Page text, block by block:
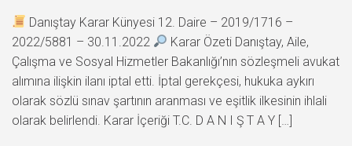
Danıştay Karar Künyesi 12. Daire – 2019/1716 –
2022/5881 – 30.11.2022
Karar Özeti Danıştay, Aile,
Çalışma ve Sosyal Hizmetler Bakanlığı’nın sözleşmeli avukat
alımına ilişkin ilanı iptal etti. İptal gerekçesi, hukuka aykırı
olarak sözlü sınav şartının aranması ve eşitlik ilkesinin ihlali
olarak belirlendi. Karar İçeriği T.C. D A N I Ş T A Y […]